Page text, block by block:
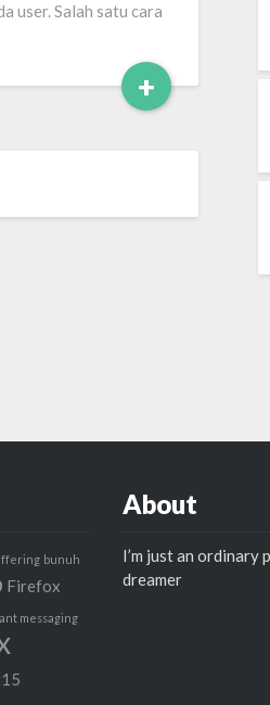
user. Salah satu cara
+Read
More
bunuh
Firefox
messaging
About
I’m just an ordinary
dreamer